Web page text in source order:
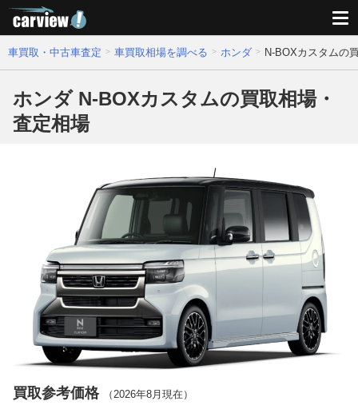
車買取・中古車査定 車買取相場を調べる ホンダ N-BOXカスタムの
ホンダ N-BOXカスタムの買取相場・
査定相場
買取参考価格 （ 2026年8月 現在）